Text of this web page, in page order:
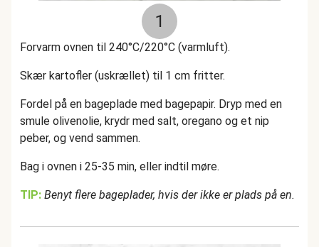
1
Forvarm ovnen til 240°C/220°C (varmluft).
Skær kartofler (uskrællet) til 1 cm fritter.
Fordel på en bageplade med bagepapir. Dryp med en
smule olivenolie, krydr med salt, oregano og et nip
peber, og vend sammen.
Bag i ovnen i 25-35 min, eller indtil møre.
TIP: Benyt flere bageplader, hvis der ikke er plads på en.